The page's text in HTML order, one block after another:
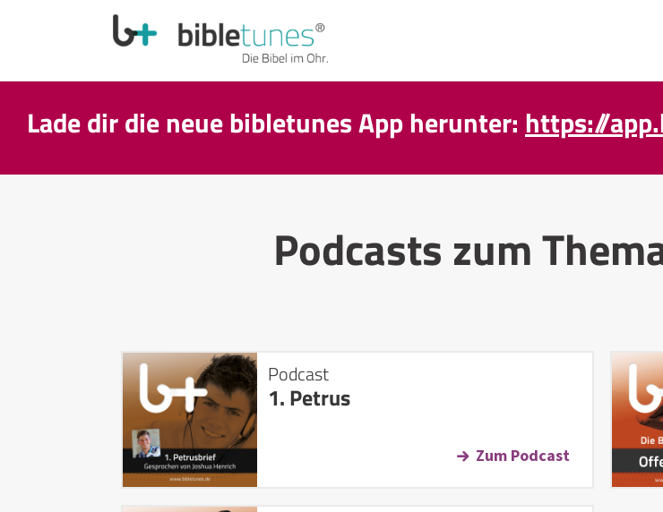
Lade dir die neue bibletunes App herunter: https://
Podcasts zum
Podcast
1. Petrus
Zum Podcast